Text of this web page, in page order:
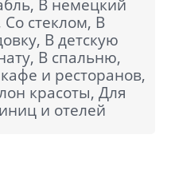
В немецкий
стеклом, В
В детскую
В спальню,
и ресторанов,
красоты, Для
и отелей